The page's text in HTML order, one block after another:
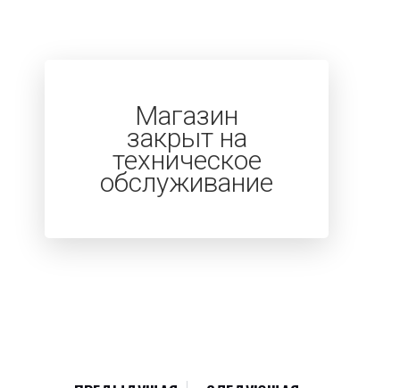
Магазин
закрыт на
техническое
обслуживание